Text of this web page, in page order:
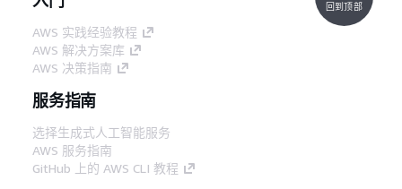
AWS 实践经验教程
AWS 解决方案库
AWS 决策指南
服务指南
选择生成式人工智能服务
AWS 服务指南
GitHub 上的 AWS CLI 教程
回到顶部